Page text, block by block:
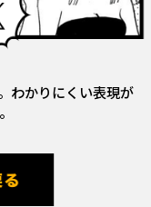
わかりにくい表現が